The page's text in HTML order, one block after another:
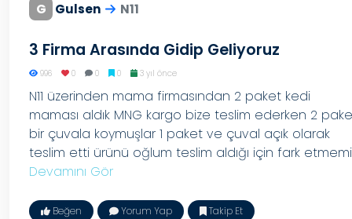
G Gulsen N11
3 Firma Arasında Gidip Geliyoruz
996 0 0 0 3 yıl önce
N11 üzerinden mama firmasından 2 paket kedi
maması aldık MNG kargo bize teslim ederken 2
bir çuvala koymuşlar 1 paket ve çuval açık olarak
teslim etti ürünü oğlum teslim aldığı için fark
Devamını Gör
Beğen Yorum Yap Takip Et